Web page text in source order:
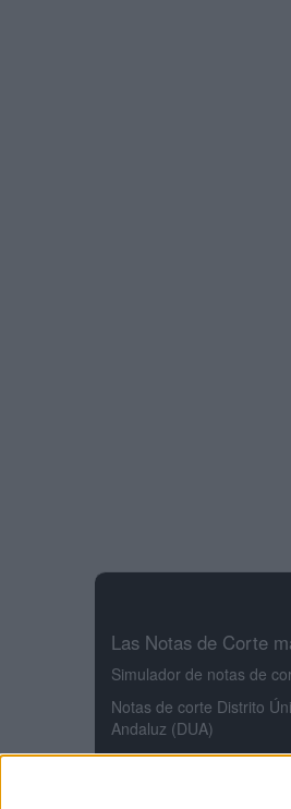
Las Notas de Corte
Simulador de notas de
Notas de corte Distrito
Andaluz (DUA)
Notas de corte Madrid